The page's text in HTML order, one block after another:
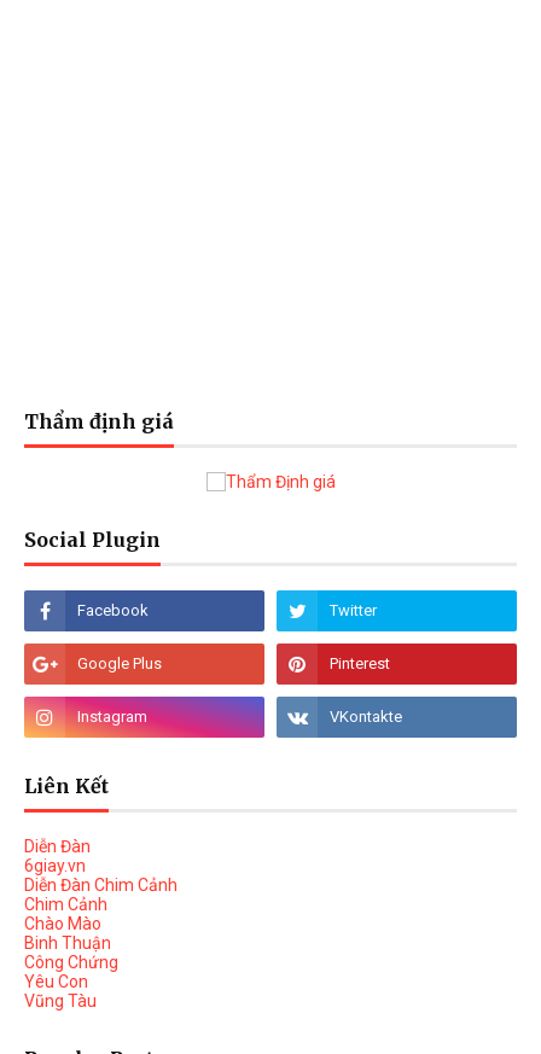
Thẩm định giá
Social Plugin
Liên Kết
Diễn Đàn
6giay.vn
Diễn Đàn Chim Cảnh
Chim Cảnh
Chào Mào
Binh Thuận
Công Chứng
Yêu Con
Vũng Tàu